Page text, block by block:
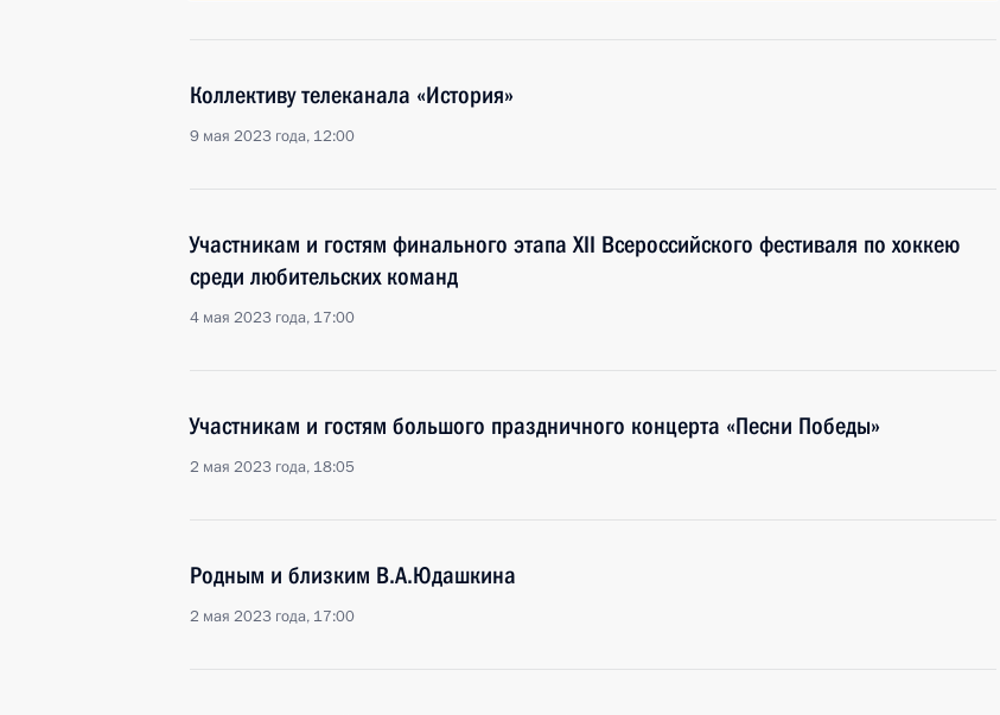
Коллективу телеканала «История»
9 мая 2023 года, 12:00
Участникам и гостям финального этапа XII Всероссийского фестиваля по хоккею
среди любительских команд
4 мая 2023 года, 17:00
Участникам и гостям большого праздничного концерта «Песни Победы»
2 мая 2023 года, 18:05
Родным и близким В.А.Юдашкина
2 мая 2023 года, 17:00